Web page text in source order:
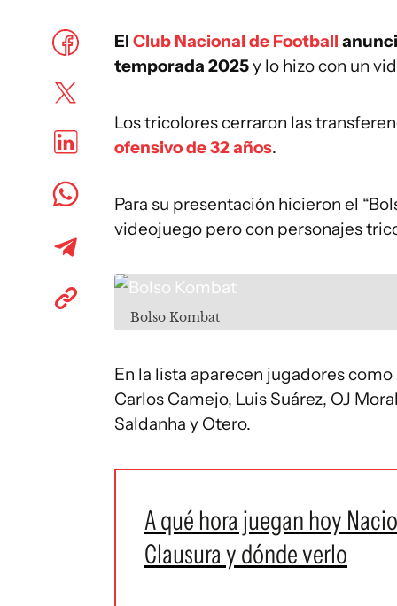
El Club Nacional de Football
temporada 2025y lo hizo con un
Los tricolores cerraron las
ofensivo de 32 años.
Para su presentación hicieron el
videojuego pero con personajes
Bolso Kombat
En la lista aparecen jugadores
Carlos Camejo, Luis Suárez, OJ
Saldanha y Otero.
A qué hora juegan hoy
Clausura y dónde verlo